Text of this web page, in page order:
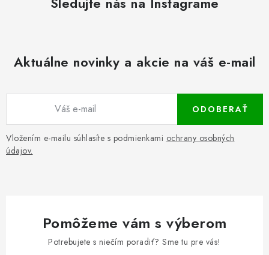
Aktuálne novinky a akcie na váš e-mail
Vložením e-mailu súhlasíte s podmienkami ochrany osobných
údajov.
ODOBERAŤ
Pomôžeme vám s výberom
Potrebujete s niečím poradiť? Sme tu pre vás!